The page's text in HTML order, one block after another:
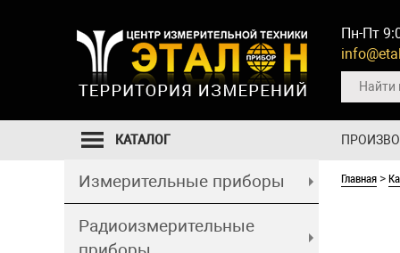
Пн-Пт
КАТАЛОГ
Измерительные приборы
Радиоизмерительные
Главная >